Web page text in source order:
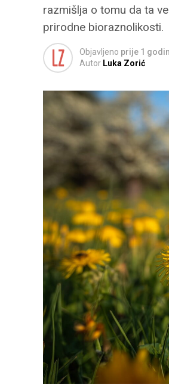
razmišlja o tomu da ta
prirodne bioraznolikosti.
Objavljeno prije 1
Autor Luka Zorić